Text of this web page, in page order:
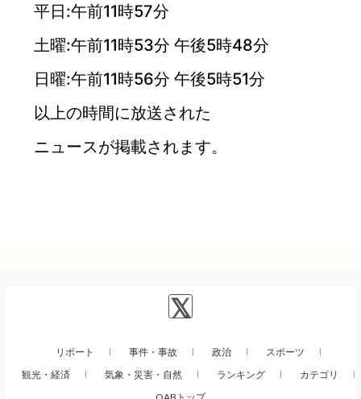
平日:午前11時57分
土曜:午前11時53分 午後5時48分
日曜:午前11時56分 午後5時51分
以上の時間に放送された
ニュースが掲載されます。
リポート 事件・事故 政治
スポーツ
観光・経済
気象・災害・自然 ランキング
カテゴリ